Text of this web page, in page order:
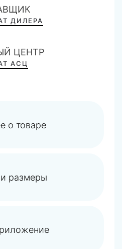
ДИЛЕРА
ЦЕНТР
АСЦ
о товаре
размеры